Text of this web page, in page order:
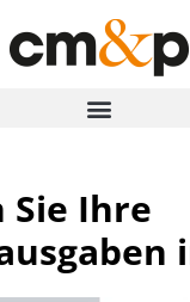
Sie Ihre